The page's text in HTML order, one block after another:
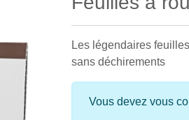
Les légendaires
sans déchirements
Vous devez vous